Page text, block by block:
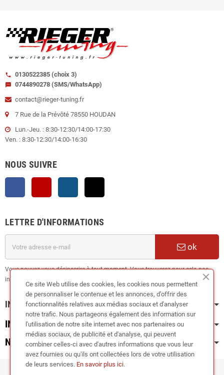
call 0130522385 (choix 3)
sms
0744890278 (SMS/WhatsApp)
contact@rieger-tuning.fr
7 Rue de la Prévôté 78550 HOUDAN
Lun.-Jeu. : 8:30-12:30/14:00-17:30
Ven. : 8:30-12:30/14:00-16:30
NOUS SUIVRE
LETTRE D'INFORMATIONS
ok
Vous pouvez vous désinscrire à tout moment. Vous trouverez pour cela nos
informations de contact dans les conditions d'utilisation du site.
INFORMATION
INFOS PRATIQUES
NOS CATÉGORIES
Ce site Web utilise des cookies, les cookies nous permettent
de personnaliser le contenue et les annonces, d’offrir des
fonctionnalités relatives aux médias sociaux et d'analyser
notre trafic. Nous partageons également des information sur
l'utilisation de notre site internet avec nos partenaires ou
médias sociaux, de publicité et d'analyse, qui peuvent
combiner celles-ci avec d'autres informations que vous leur
avez fournies ou qu'ils ont collectées lors de votre utilisation
de leurs services. En savoir plus ici.